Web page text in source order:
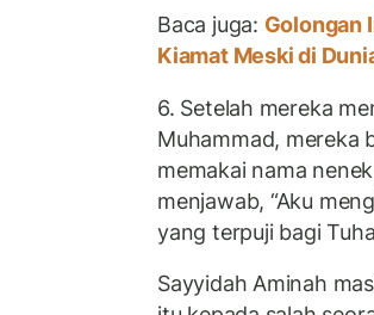
Baca juga: Golongan
Kiamat Meski di
6. Setelah mereka
Muhammad, mereka
memakai nama
menjawab, “Aku
yang terpuji bagi
Sayyidah Aminah